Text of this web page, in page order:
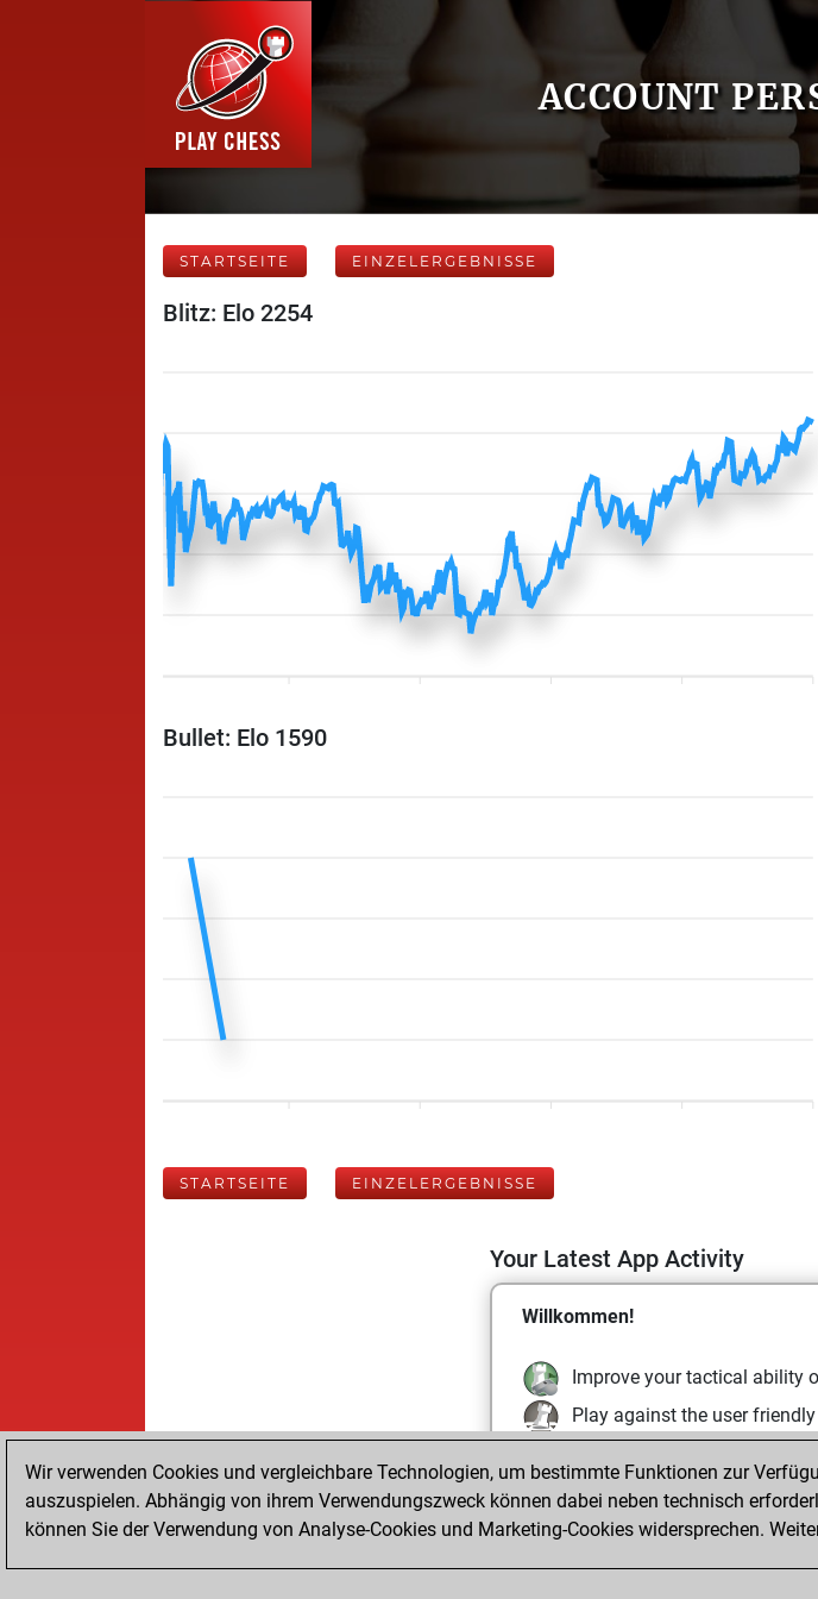
ACCOUNT
STARTSEITE EINZELERGEBNISSE
Blitz: Elo 2254
Bullet: Elo 1590
STARTSEITE EINZELERGEBNISSE
Your Latest App Activity
Willkommen!
Improve your tactical ability
Play against the user friendly
Play and follow your friends'
Solve some beautiful and
Wir verwenden Cookies und vergleichbare Technologien, um bestimmte Funktionen zur
auszuspielen. Abhängig von ihrem Verwendungszweck können dabei neben technisch
können Sie der Verwendung von Analyse-Cookies und Marketing-Cookies widersprechen.